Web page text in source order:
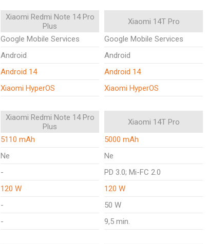
Xiaomi Redmi Note 14 Pro
Plus
Xiaomi 14T Pro
Google Mobile Services
Google Mobile Services
Android
Android
Android 14
Android 14
Xiaomi HyperOS Xiaomi HyperOS
Xiaomi Redmi Note 14 Pro
Plus
Xiaomi 14T Pro
5110 mAh
5000 mAh
Ne
Ne
-
PD 3.0; Mi-FC 2.0
120 W
120 W
-
50 W
- 9,5 min.